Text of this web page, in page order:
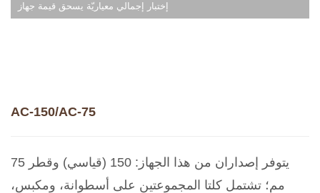
إختبار إجمالي معياريّة يسحق قيمة جهاز
AC-150/AC-75
يتوفر إصداران من هذا الجهاز: 150 (قياسي) وقطر 75
مم؛ تشتمل كلتا المجموعتين على أسطوانة، ومكبس،